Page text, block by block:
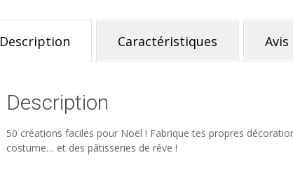
Description Caractéristiques Avis
Description
50 créations faciles pour Noël ! Fabrique tes propres
costume… et des pâtisseries de rêve !